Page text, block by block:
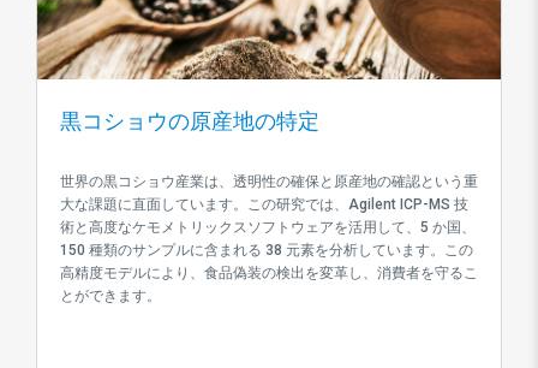
黒コショウの原産地の特定
世界の黒コショウ産業は、透明性の確保と原産地の確認という重
大な課題に直面しています。この研究では、Agilent ICP-MS 技
術と高度なケモメトリックスソフトウェアを活用して、5 か国、
150 種類のサンプルに含まれる 38 元素を分析しています。この
高精度モデルにより、食品偽装の検出を変革し、消費者を守るこ
とができます。